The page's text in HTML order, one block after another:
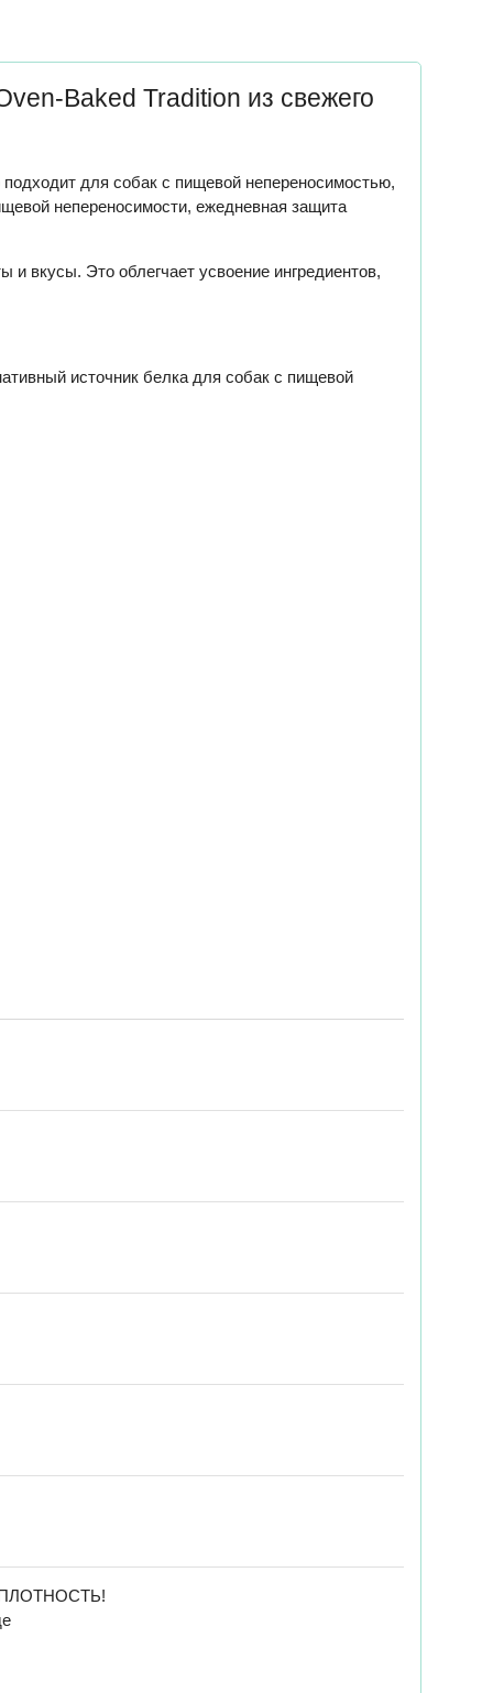
Baked Tradition из свежего
для собак с пищевой непереносимостью,
непереносимости, ежедневная защита
вкусы. Это облегчает усвоение ингредиентов,
источник белка для собак с пищевой